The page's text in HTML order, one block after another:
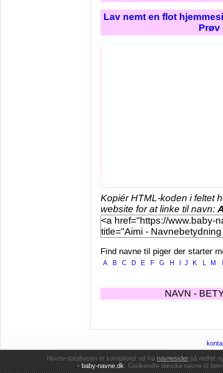
Lav nemt en flot
Prøv
Kopiér HTML-koden i feltet
website for at linke til navn:
Find navne til piger der starter
A B C D E F G H J K L M
NAVN -
Navne-databasen er kompileret ud franavnesiderpå nettet
•baby-navne.dk: Godkendte danskenavne til børn